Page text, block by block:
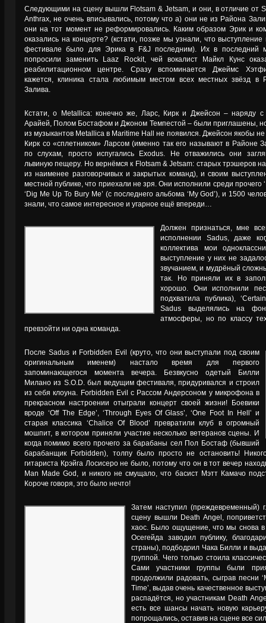
Следующими на сцену вышли Flotsam & Jetsam, и они, в отличие от
Anthrax, не очень вписывались, потому что а) они не из Района
они на тот момент не реформировались. Каким образом Эрик и
оказались на концерте? (кстати, позже мы узнали, что выступление
фестивале было для Эрика в F&J последним). Их в последний
попросили заменить Laaz Rockit, чей вокалист Майкл Кунс
реабилитационном центре. Сразу вспоминается Джеймс
кажется, клиника стала любимым местом всех местных звёзд в
Залива.
Кстати, о Metallica: конечно же, Ларс, Кирк и Джейсон – наряду
Арайей, Полом Бостафом и Джоном Темпестой – были приглашены,
из музыкантов Metallica в Maritime Hall не появился. Джейсон якобы не
Кирк со «сплетником» Ларсом (именно так его называют в Районе
по слухам, просто испугались Exodus. Не отважились они
львиную пещеру. Но вернёмся к Flotsam & Jetsam: старых трэшеров
из наименее разговорчивых и закрытых команд), и своим
местной публике, что приехали не зря. Они исполнили среди прочего
‘Dig Me Up To Bury Me’ (с последнего альбома ‘My God’), и 1500
знали, что самое интересное и угарное ещё впереди…
Должен признаться, мне
исполнении Sadus, даже
коллектива мои
выступление у них не
звучанием, и мудрёный
так. Но приняли их в
хорошо. Они исполнили
подхватила публика),
Sadus выделялись на
атмосферы, но по классу
превзойти ни одна команда.
После Sadus и Forbidden Evil (круто, что они выступали под своим
оригинальным именем) настало время для первого
запоминающегося момента вечера. Безвкусно одетый Билли
Милано из S.O.D. был ведущим фестиваля, придуривался и строил
из себя клоуна. Forbidden Evil с Рассом Андерсоном у микрофона в
прекрасном настроении отыграли концерт своей жизни! Боевики
вроде ‘Off The Edge’, ‘Through Eyes Of Glass’, ‘One Foot In Hell’ и
старая классика ‘Chalice Of Blood’ превратили клуб в огромный
мошпит, в котором приняли участие несколько ветеранов сцены. И
когда помимо всего прочего за барабаны сел Пол Бостаф (бывший
барабанщик Forbidden), толпу было просто не остановить!
гитариста Крэйга Лосисеро не было, потому что он в тот вечер
Man Made God, и никого не смущало, что басист Мэтт Камачо
Короче говоря, это было нечто!
Затем наступил (преждевременный)
сцену вышли Death Angel,
хаос. Было ощущение, что мы снова
Осегейда заводил публику,
страны), подбодрил Чака Билли и
группой. Чего только стоила
Сами участники группы были
продолжили радовать, сыграв песни
Time’, выдав очень качественное
распадётся, но участникам Death
есть все шансы начать новую
попрощались, оставив на сцене все